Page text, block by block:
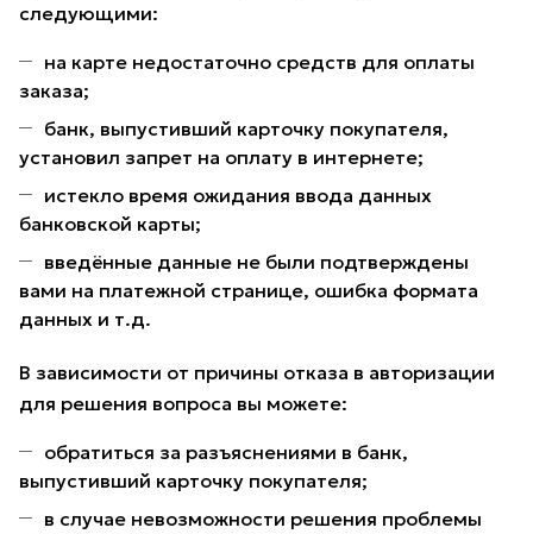
следующими:
на карте недостаточно средств для оплаты
заказа;
банк, выпустивший карточку покупателя,
установил запрет на оплату в интернете;
истекло время ожидания ввода данных
банковской карты;
введённые данные не были подтверждены
вами на платежной странице, ошибка формата
данных и т.д.
В зависимости от причины отказа в авторизации
для решения вопроса вы можете:
обратиться за разъяснениями в банк,
выпустивший карточку покупателя;
в случае невозможности решения проблемы